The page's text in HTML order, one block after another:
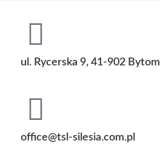
ul. Rycerska 9, 41-902 Bytom
office@tsl-silesia.com.pl